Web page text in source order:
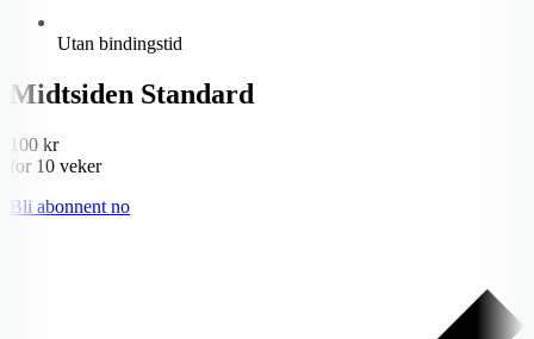
Utan bindingstid
Midtsiden Standard
100 kr
for 10 veker
Bli abonnent no